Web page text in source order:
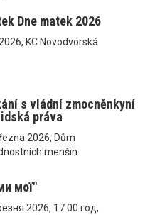
Dne matek 2026
KC Novodvorská
s vládní zmocněnkyní
práva
2026, Dům
menšin
мої"
2026, 17:00 год,